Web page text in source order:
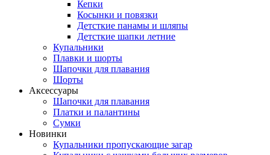
Кепки
Косынки и повязки
Детсткие панамы и шляпы
Детсткие шапки летние
Купальники
Плавки и шорты
Шапочки для плавания
Шорты
Аксессуары
Шапочки для плавания
Платки и палантины
Сумки
Новинки
Купальники пропускающие загар